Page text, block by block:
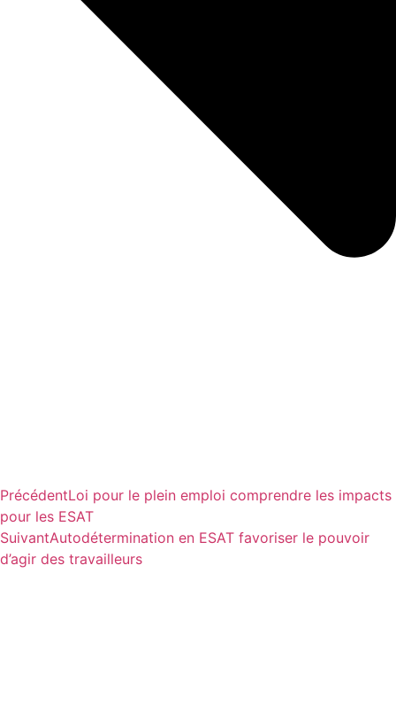
PrécédentLoi pour le plein emploi comprendre les impacts
pour les ESAT
SuivantAutodétermination en ESAT favoriser le pouvoir
d’agir des travailleurs